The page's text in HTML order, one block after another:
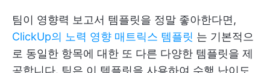
팀이 영향력 보고서 템플릿을 정말 좋아한다면,
ClickUp의 노력 영향 매트릭스 템플릿 는 기본적으
로 동일한 항목에 대한 또 다른 다양한 템플릿을 제
공합니다. 팀은 이 템플릿을 사용하여 수행 난이도